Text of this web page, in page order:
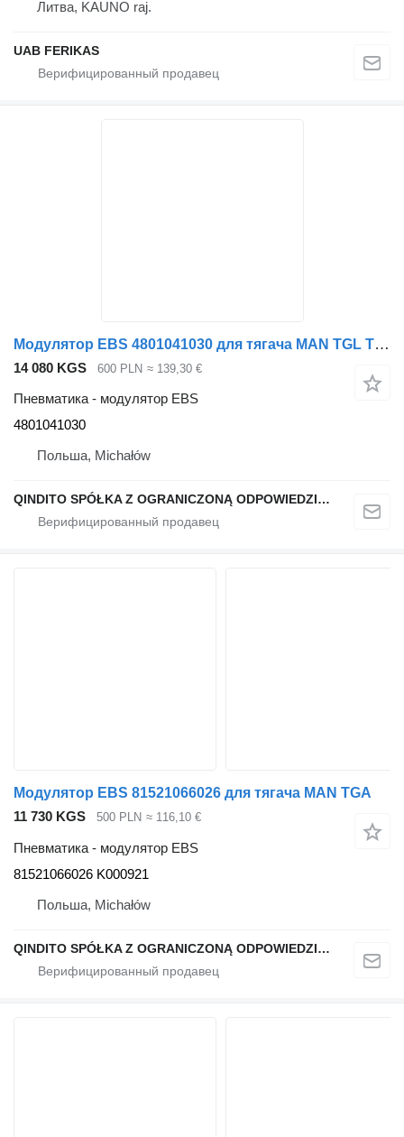
Литва, KAUNO raj.
UAB FERIKAS
Модулятор EBS 4801041030 для тягача MAN TGL TGM
14 080 KGS 600 PLN ≈ 139,30 €
Пневматика - модулятор EBS
4801041030
Польша, Michałów
QINDITO SPÓŁKA Z OGRANICZONĄ ODPOWIEDZIALNOŚCIĄ
Модулятор EBS 81521066026 для тягача MAN TGA
11 730 KGS
500 PLN ≈ 116,10 €
Пневматика - модулятор EBS
81521066026 K000921
Польша, Michałów
QINDITO SPÓŁKA Z OGRANICZONĄ ODPOWIEDZIALNOŚCIĄ